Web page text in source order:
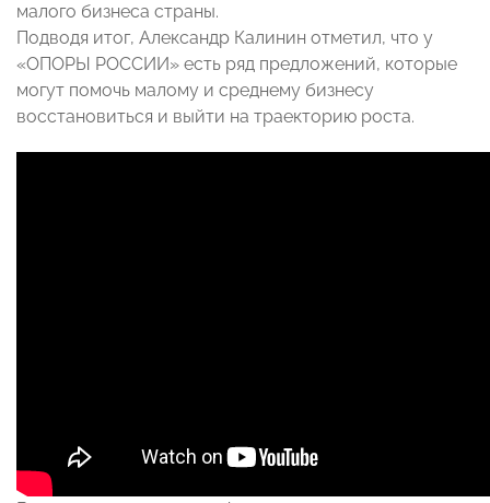
малого бизнеса страны.
Подводя итог, Александр Калинин отметил, что у
«ОПОРЫ РОССИИ» есть ряд предложений, которые
могут помочь малому и среднему бизнесу
восстановиться и выйти на траекторию роста.